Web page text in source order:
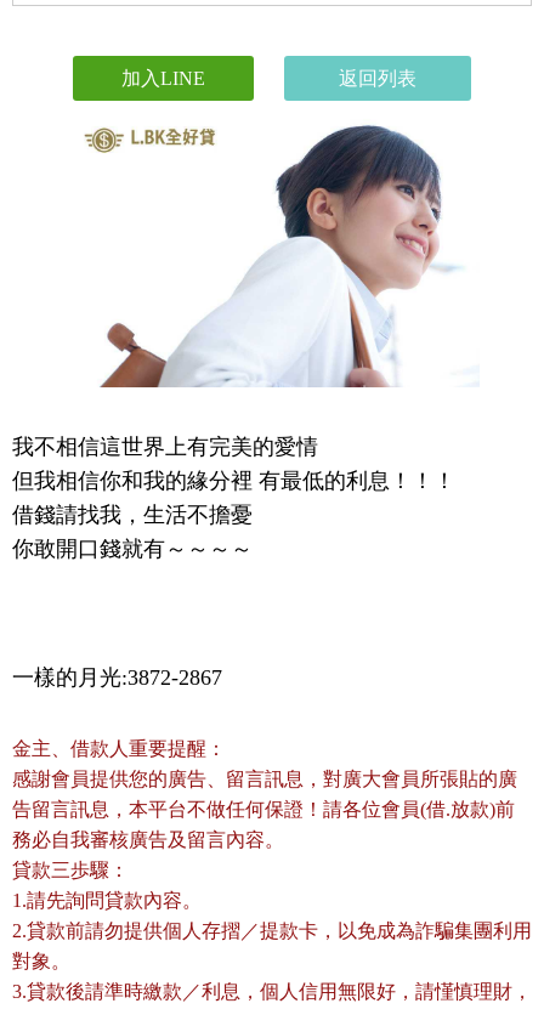
加入LINE 返回列表
我不相信這世界上有完美的愛情
但我相信你和我的緣分裡 有最低的利息！！！
借錢請找我，生活不擔憂
你敢開口錢就有～～～～
一樣的月光:3872-2867
金主、借款人重要提醒：
感謝會員提供您的廣告、留言訊息，對廣大會員所張貼的廣
告留言訊息，本平台不做任何保證！請各位會員(借.放款)前
務必自我審核廣告及留言內容。
貸款三歩驟：
1.請先詢問貸款內容。
2.貸款前請勿提供個人存摺／提款卡，以免成為詐騙集團利用
對象。
3.貸款後請準時繳款／利息，個人信用無限好，請慬慎理財，